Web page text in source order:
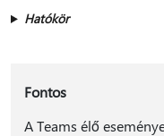
Hatókör
Fontos
A Teams élő